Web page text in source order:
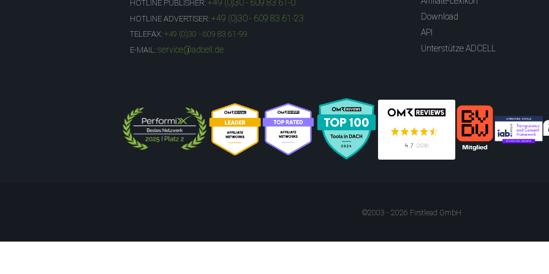
HOTLINE PUBLISHER: +49 (0)30 - 609 83 61-0
HOTLINE ADVERTISER: +49 (0)30 - 609 83 61-23
TELEFAX: +49 (0)30 - 609 83 61-99
E-MAIL: service@adcell.de
Download
API
Unterstütze ADCELL
©2003 - 2026 Firstlead GmbH